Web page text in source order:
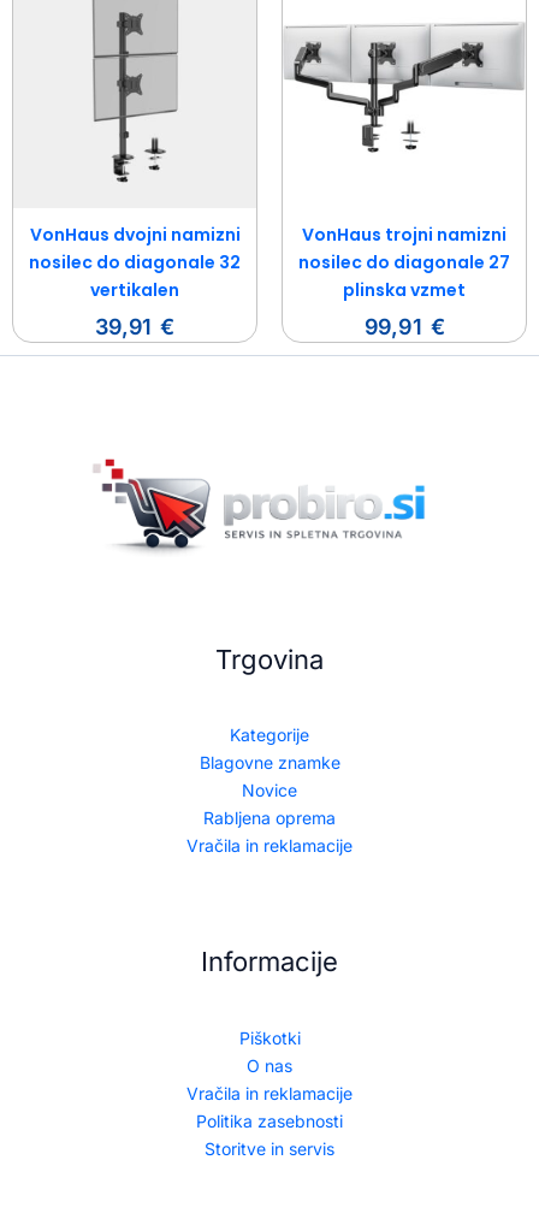
VonHaus dvojni namizni
nosilec do diagonale 32
vertikalen
39,91 €
VonHaus trojni namizni
nosilec do diagonale 27
plinska vzmet
99,91 €
Trgovina
Kategorije
Blagovne znamke
Novice
Rabljena oprema
Vračila in reklamacije
Informacije
Piškotki
O nas
Vračila in reklamacije
Politika zasebnosti
Storitve in servis